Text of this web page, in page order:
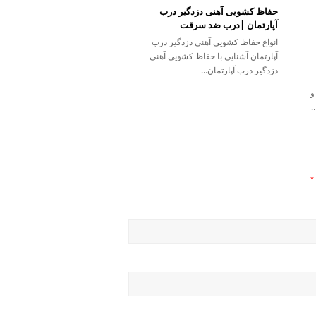
حفاظ کشویی آهنی دزدگیر درب
آپارتمان |درب ضد سرقت
انواع حفاظ کشویی آهنی دزدگیر درب
آپارتمان آشنایی با حفاظ کشویی آهنی
دزدگیر درب آپارتمان…
*